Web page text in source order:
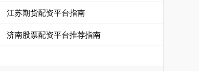
江苏期货配资平台指南
济南股票配资平台推荐指南